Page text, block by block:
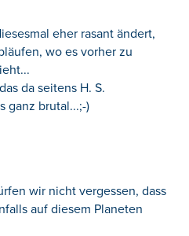
eher rasant ändert,
wo es vorher zu
da seitens H. S.
ganz brutal...;-)
wir nicht vergessen, dass
auf diesem Planeten